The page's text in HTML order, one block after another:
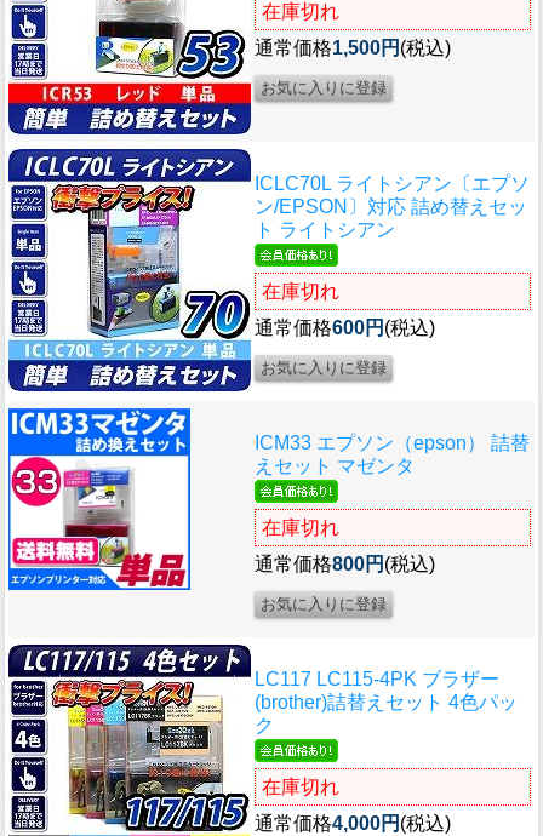
在庫切れ
通常価格1,500円 (税込)
ICLC70L ライトシアン〔エプソ
ン/EPSON〕対応 詰め替えセッ
ト ライトシアン
在庫切れ
通常価格600円 (税込)
ICM33 エプソン（epson） 詰替
えセット マゼンタ
在庫切れ
通常価格800円 (税込)
LC117 LC115-4PK ブラザー
(brother)詰替えセット 4色パッ
ク
在庫切れ
通常価格4,000円 (税込)